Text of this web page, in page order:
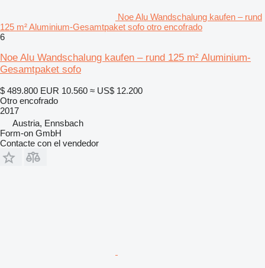
Noe Alu Wandschalung kaufen – rund
125 m² Aluminium-Gesamtpaket sofo otro encofrado
6
Noe Alu Wandschalung kaufen – rund 125 m² Aluminium-
Gesamtpaket sofo
$ 489.800 EUR 10.560 ≈ US$ 12.200
Otro encofrado
2017
Austria, Ennsbach
Form-on GmbH
Contacte con el vendedor